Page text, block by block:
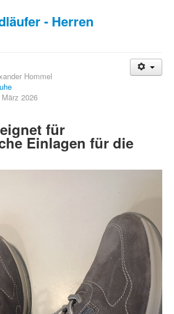
- Herren
Hommel
2026
für
Einlagen für die